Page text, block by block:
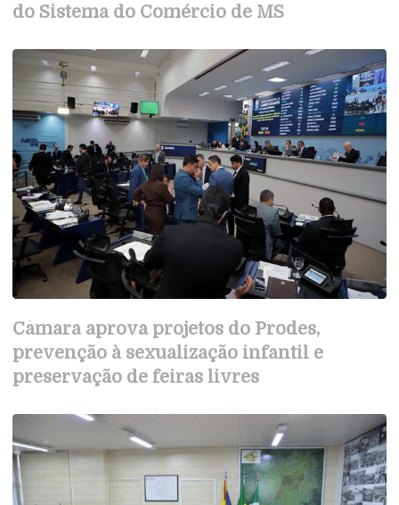
do Sistema do Comércio de MS
Câmara aprova projetos do Prodes,
prevenção à sexualização infantil e
preservação de feiras livres